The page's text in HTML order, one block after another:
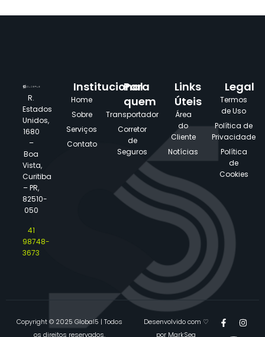
R.
Estados
Unidos,
1680
–
Boa
Vista,
Curitiba
– PR,
82510-
050
41
98748-
3673
Institucional
Home
Sobre
Serviços
Contato
Para
quem
Transportador
Corretor
de
Seguros
Links
Úteis
Área
do
Cliente
Notícias
Legal
Termos
de Uso
Política de
Privacidade
Política
de
Cookies
Copyright © 2025 Global5 | Todos
os direitos reservados.
Desenvolvido com ♡
por MarkSeg